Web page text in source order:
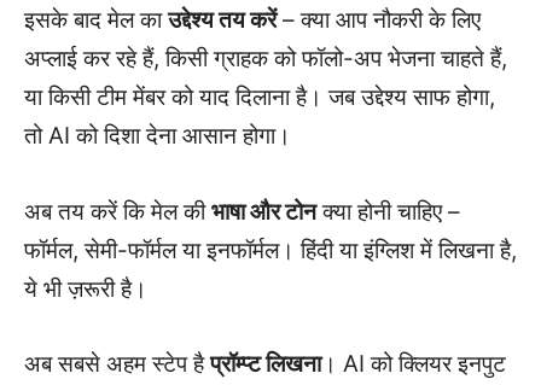
इसके बाद मेल काउद्देश्य तय करें– क्या आप नौकरी के लिए
अप्लाई कर रहे हैं, किसी ग्राहक को फॉलो-अप भेजना चाहते हैं,
या किसी टीम मेंबर को याद दिलाना है। जब उद्देश्य साफ होगा,
तो AI को दिशा देना आसान होगा।
अब तय करें कि मेल कीभाषा और टोनक्या होनी चाहिए –
फॉर्मल, सेमी-फॉर्मल या इनफॉर्मल। हिंदी या इंग्लिश में लिखना है,
ये भी ज़रूरी है।
अब सबसे अहम स्टेप हैप्रॉम्प्ट लिखना। AI को क्लियर इनपुट